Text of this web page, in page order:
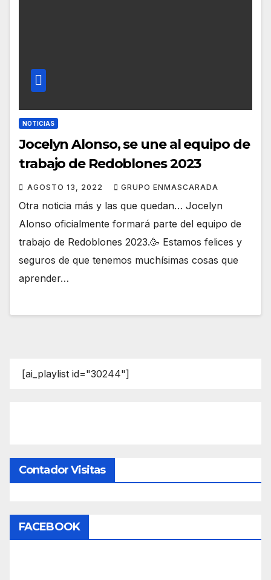
NOTICIAS
Jocelyn Alonso, se une al equipo de
trabajo de Redoblones 2023
AGOSTO 13, 2022 GRUPO ENMASCARADA
Otra noticia más y las que quedan… Jocelyn
Alonso oficialmente formará parte del equipo de
trabajo de Redoblones 2023.🥳 Estamos felices y
seguros de que tenemos muchísimas cosas que
aprender…
[ai_playlist id="30244"]
Contador Visitas
FACEBOOK